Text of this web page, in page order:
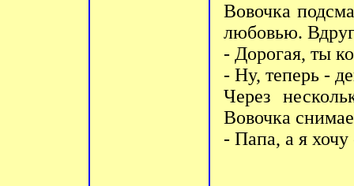
Вовочка
любовью.
- Дорогая, ты
- Ну, теперь -
Через
Вовочка
- Папа, а я